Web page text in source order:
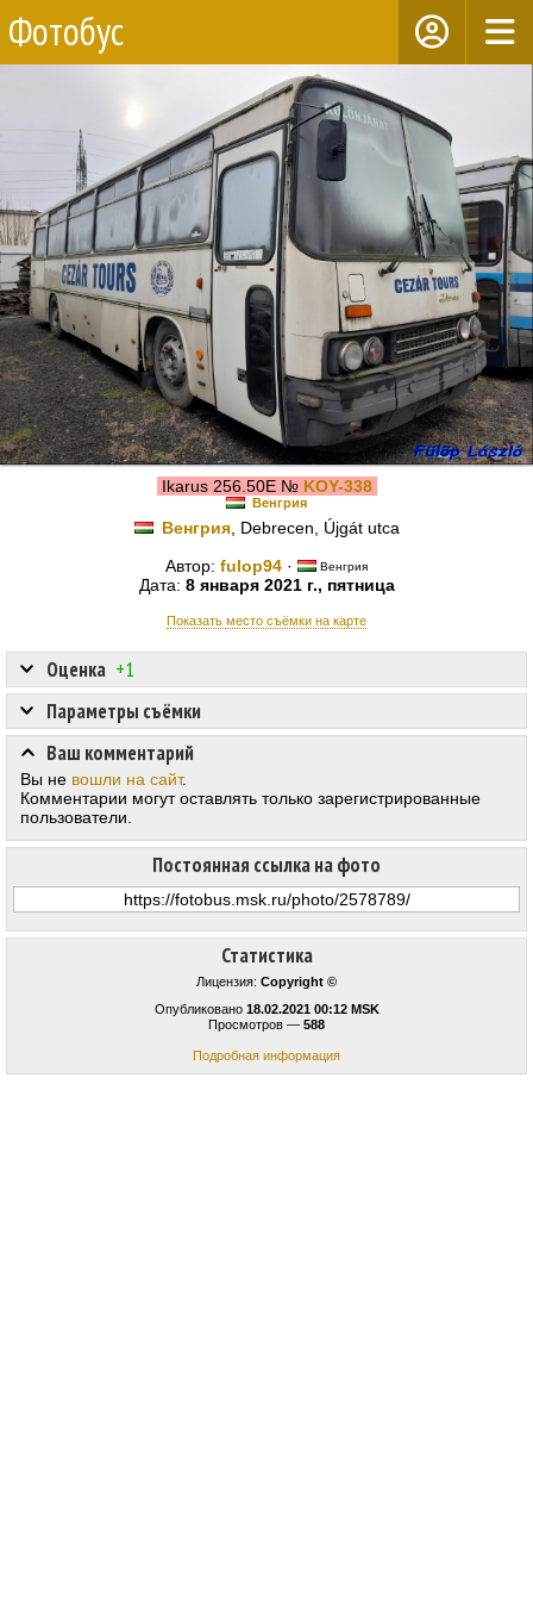
Фотобус
Ikarus 256.50E № KOY-338
Венгрия
Венгрия, Debrecen, Újgát utca
Автор: fulop94 · Венгрия
Дата: 8 января 2021 г., пятница
Показать место съёмки на карте
Статистика
Лицензия: Copyright ©
Опубликовано 18.02.2021 00:12 MSK
Просмотров — 588
Подробная информация
Оценка +1
Постоянная ссылка на фото
Параметры съёмки
Ваш комментарий
Вы не вошли на сайт.
Комментарии могут оставлять только зарегистрированные
пользователи.